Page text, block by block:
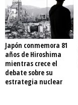
Japón conmemora 81
años de Hiroshima
mientras crece el
debate sobre su
estrategia nuclear